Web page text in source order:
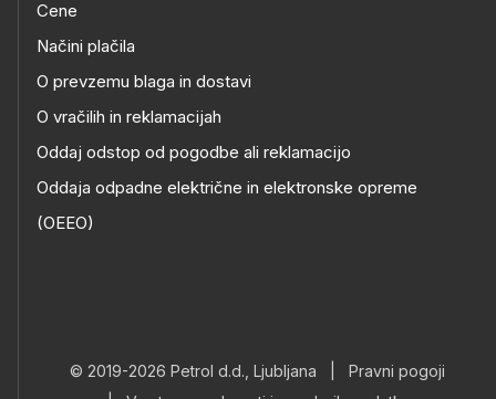
Cene
Načini plačila
O prevzemu blaga in dostavi
O vračilih in reklamacijah
Oddaj odstop od pogodbe ali reklamacijo
Oddaja odpadne električne in elektronske opreme
(OEEO)
© 2019-2026 Petrol d.d., Ljubljana
Pravni pogoji